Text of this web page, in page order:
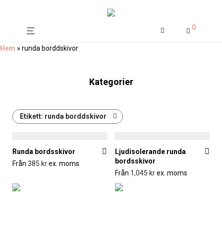
0
Hem » runda borddskivor
Kategorier
Etikett: runda borddskivor
Runda bordsskivor
Från 385 krex. moms
Ljudisolerande runda
bordsskivor
Från 1,045 krex. moms